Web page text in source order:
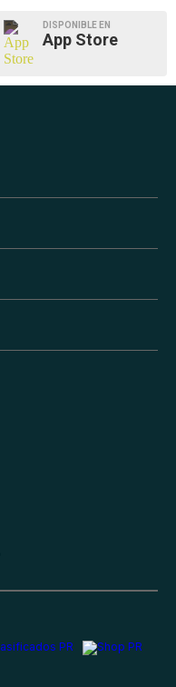
DISPONIBLE EN
App Store